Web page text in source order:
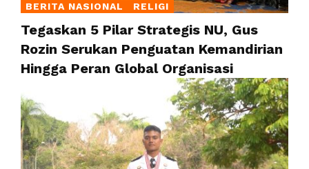
BERITA NASIONAL RELIGI
Tegaskan 5 Pilar Strategis NU, Gus
Rozin Serukan Penguatan Kemandirian
Hingga Peran Global Organisasi